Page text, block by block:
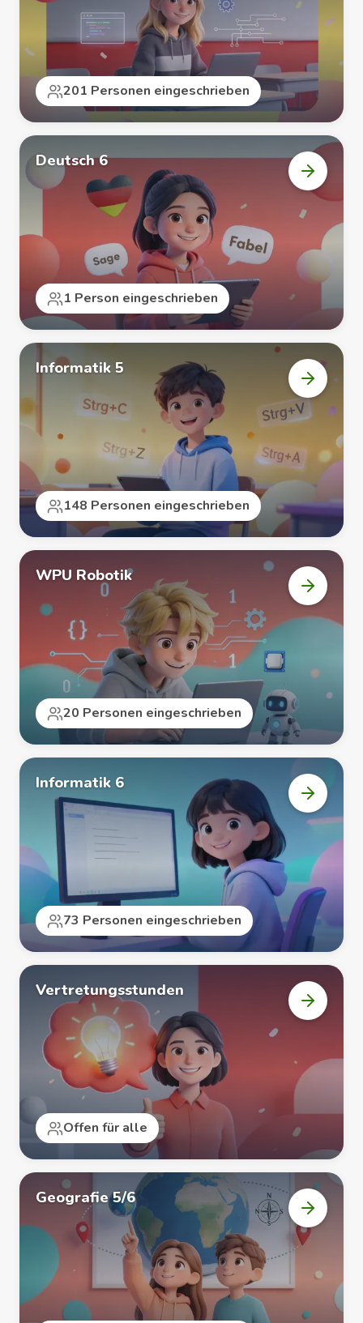
öffnen
201 Personen eingeschrieben
Deutsch 6
Kurs
„Deutsch
öffnen
1 Person eingeschrieben
Informatik 5
Kurs
öffnen
148 Personen eingeschrieben
WPU Robotik
Kurs
„WPU
20 Personen eingeschrieben
Informatik 6
Kurs
öffnen
73 Personen eingeschrieben
Vertretungsstunden
Kurs
öffnen
Offen für alle
Geografie 5/6
Kurs
öffnen